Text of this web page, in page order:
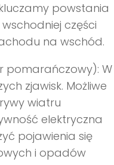
powstania
części
na wschód.
pomarańczowy): W
zjawisk. Możliwe
wiatru
elektryczna
pojawienia się
i opadów